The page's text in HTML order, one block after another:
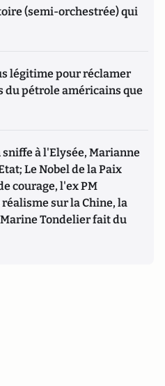
(semi-orchestrée) qui
légitime pour réclamer
du pétrole américains que
à l'Elysée, Marianne
Le Nobel de la Paix
courage, l'ex PM
sur la Chine, la
Tondelier fait du